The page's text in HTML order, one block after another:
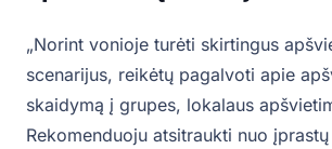
„Norint vonioje turėti skirtingus
scenarijus, reikėtų pagalvoti apie
skaidymą į grupes, lokalaus
Rekomenduoju atsitraukti nuo